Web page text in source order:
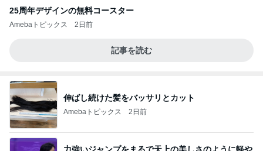
25周年デザインの無料コースター
Amebaトピックス 2日前
記事を読む
伸ばし続けた髪をバッサリとカット
Amebaトピックス 2日前
力強いジャンプをまるで天上の美しさのように軽や